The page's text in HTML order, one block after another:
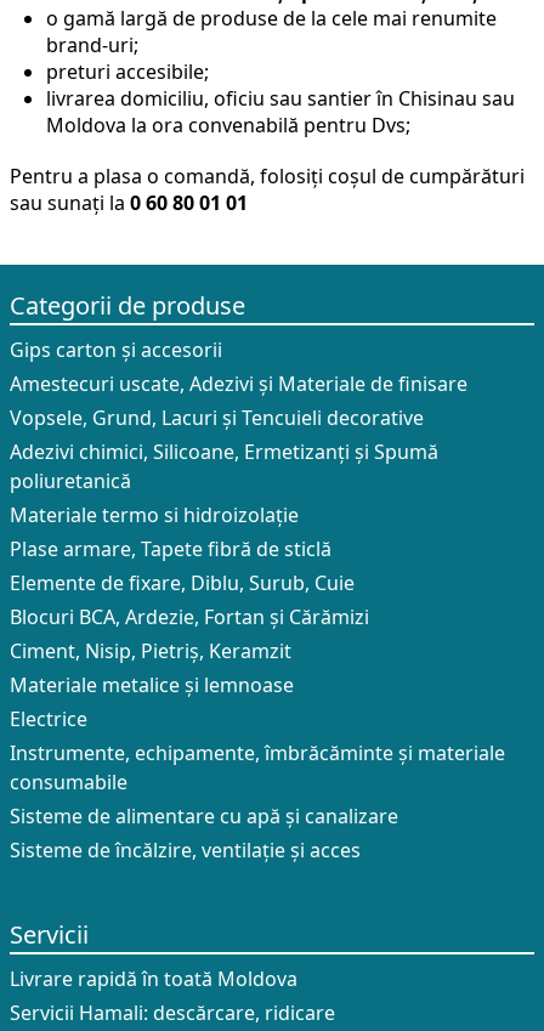
o gamă largă de produse de la cele mai renumite
brand-uri;
preturi accesibile;
livrarea domiciliu, oficiu sau santier în Chisinau sau
Moldova la ora convenabilă pentru Dvs;
Pentru a plasa o comandă, folosiți coșul de cumpărături
sau sunați la 0 60 80 01 01
Categorii de produse
Gips carton și accesorii
Amestecuri uscate, Adezivi şi Materiale de finisare
Vopsele, Grund, Lacuri și Tencuieli decorative
Adezivi chimici, Silicoane, Ermetizanți și Spumă
poliuretanică
Materiale termo si hidroizolație
Plase armare, Tapete fibră de sticlă
Elemente de fixare, Diblu, Surub, Cuie
Blocuri BCA, Ardezie, Fortan și Cărămizi
Ciment, Nisip, Pietriș, Keramzit
Materiale metalice și lemnoase
Electrice
Instrumente, echipamente, îmbrăcăminte și materiale
consumabile
Sisteme de alimentare cu apă și canalizare
Sisteme de încălzire, ventilație și acces
Servicii
Livrare rapidă în toată Moldova
Servicii Hamali: descărcare, ridicare